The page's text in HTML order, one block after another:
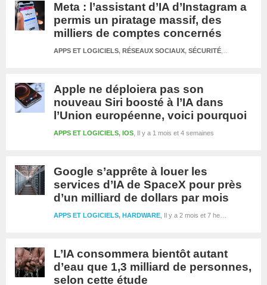
Meta : l’assistant d’IA d’Instagram a
permis un piratage massif, des
milliers de comptes concernés
APPS ET LOGICIELS, RÉSEAUX SOCIAUX, SÉCURITÉ
Apple ne déploiera pas son
nouveau Siri boosté à l’IA dans
l’Union européenne, voici pourquoi
Il y a 1 mois et 4 semaines
APPS ET LOGICIELS, IOS
Google s’apprête à louer les
services d’IA de SpaceX pour près
d’un milliard de dollars par mois
Il y a 2 mois et 7 heures
APPS ET LOGICIELS, HARDWARE
L’IA consommera bientôt autant
d’eau que 1,3 milliard de personnes,
selon cette étude